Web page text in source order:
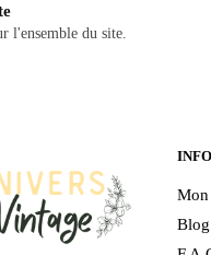
sur
l'ensemble du site.
Mon
Blog